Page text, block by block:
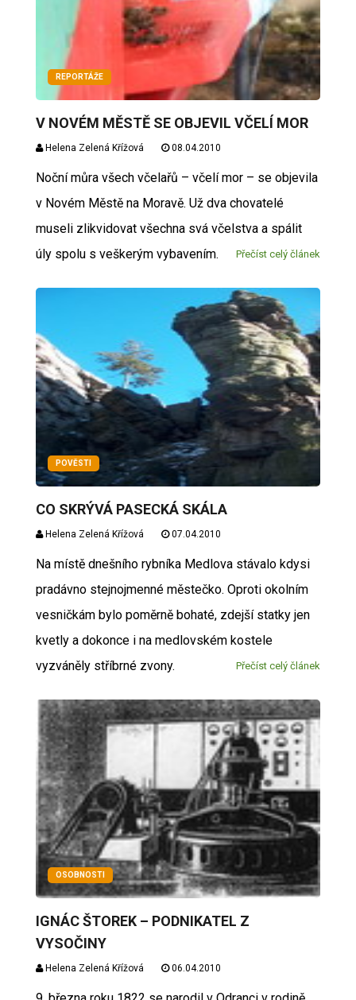
REPORTÁŽE
V NOVÉM MĚSTĚ SE OBJEVIL VČELÍ MOR
Helena Zelená Křížová 08.04.2010
Noční můra všech včelařů – včelí mor – se objevila
v Novém Městě na Moravě. Už dva chovatelé
museli zlikvidovat všechna svá včelstva a spálit
úly spolu s veškerým vybavením.
Přečíst celý článek
POVĚSTI
CO SKRÝVÁ PASECKÁ SKÁLA
Helena Zelená Křížová 07.04.2010
Na místě dnešního rybníka Medlova stávalo kdysi
pradávno stejnojmenné městečko. Oproti okolním
vesničkám bylo poměrně bohaté, zdejší statky jen
kvetly a dokonce i na medlovském kostele
vyzváněly stříbrné zvony.
Přečíst celý článek
OSOBNOSTI
IGNÁC ŠTOREK – PODNIKATEL Z
VYSOČINY
Helena Zelená Křížová 06.04.2010